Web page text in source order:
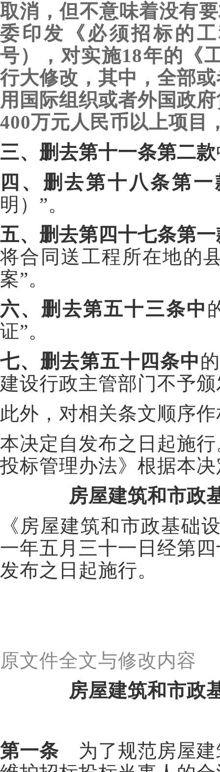
取消，但不意味着没有
委印发《必须招标的
号），对实施18年的《
行大修改，其中，全部
用国际组织或者外国政
400万元人民币以上项目
三、删去第十一条第二款
四、删去第十八条第
明）”。
五、删去第四十七条第
将合同送工程所在地的
案”。
六、删去第五十三条中
证”。
七、删去第五十四条中
建设行政主管部门不予
此外，对相关条文顺序
本决定自发布之日起施
投标管理办法》根据本
房屋建筑和市政
《房屋建筑和市政基础
一年五月三十一日经第
发布之日起施行。
原文件全文与修改内容
房屋建筑和市政
第一条 为了规范房屋建